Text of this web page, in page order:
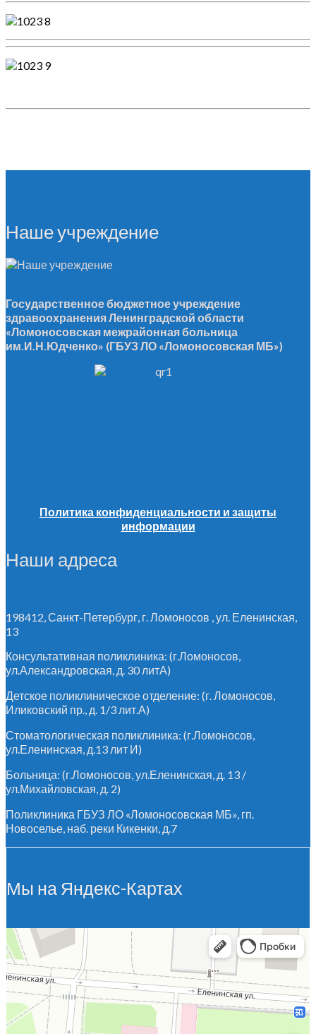
Наше учреждение
Государственное бюджетное учреждение
здравоохранения Ленинградской области
«Ломоносовская межрайонная больница
им.И.Н.Юдченко» (ГБУЗ ЛО «Ломоносовская МБ»)
Политика конфиденциальности и защиты
информации
Наши адреса
198412, Санкт-Петербург, г. Ломоносов , ул. Еленинская,
13
Консультативная поликлиника: (г.Ломоносов,
ул.Александровская, д. 30 литА)
Детское поликлиническое отделение: (г. Ломоносов,
Иликовский пр., д. 1/3 лит.А)
Стоматологическая поликлиника: (г.Ломоносов,
ул.Еленинская, д.13 лит И)
Больница: (г.Ломоносов, ул.Еленинская, д. 13 /
ул.Михайловская, д. 2)
Поликлиника ГБУЗ ЛО «Ломоносовская МБ», гп.
Новоселье, наб. реки Кикенки, д.7
Мы на Яндекс-Картах